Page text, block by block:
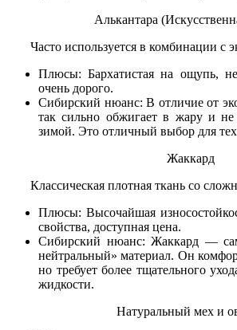
Алькантара
Часто используется в комбинации с
Плюсы: Бархатистая на ощупь, не
очень дорого.
Сибирский нюанс: В отличие от
так сильно обжигает в жару и не
зимой. Это отличный выбор для
Жаккард
Классическая плотная ткань со
Плюсы: Высочайшая
свойства, доступная цена.
Сибирский нюанс: Жаккард —
нейтральный» материал. Он
но требует более тщательного
жидкости.
Натуральный мех и